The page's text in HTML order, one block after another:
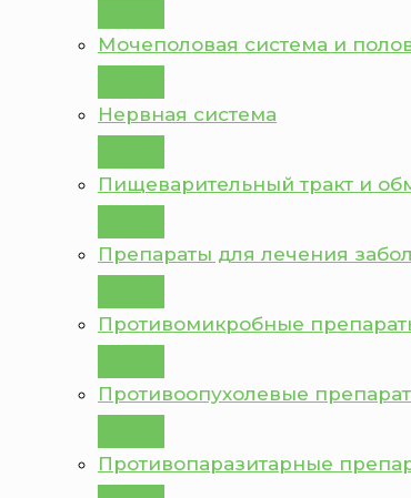
Мочеполовая система и
Нервная система
Пищеварительный тракт и
Препараты для лечения
Противомикробные
Противоопухолевые
Противопаразитарные